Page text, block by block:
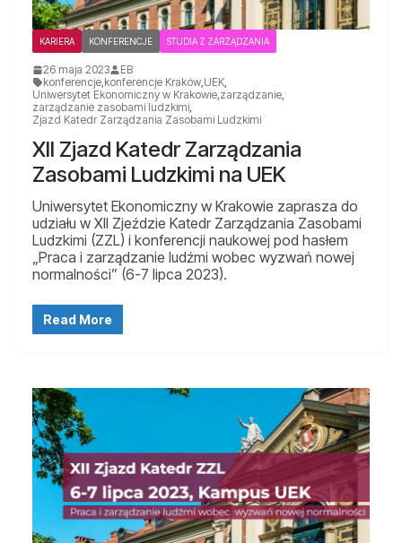
KARIERA KONFERENCJE STUDIA Z ZARZĄDZANIA
26 maja 2023
EB
konferencje,konferencje Kraków,UEK,
Uniwersytet Ekonomiczny w Krakowie,zarządzanie,
zarządzanie zasobami ludzkimi,
Zjazd Katedr Zarządzania Zasobami Ludzkimi
XII Zjazd Katedr Zarządzania
Zasobami Ludzkimi na UEK
Uniwersytet Ekonomiczny w Krakowie zaprasza do
udziału w XII Zjeździe Katedr Zarządzania Zasobami
Ludzkimi (ZZL) i konferencji naukowej pod hasłem
„Praca i zarządzanie ludźmi wobec wyzwań nowej
normalności” (6-7 lipca 2023).
Read More